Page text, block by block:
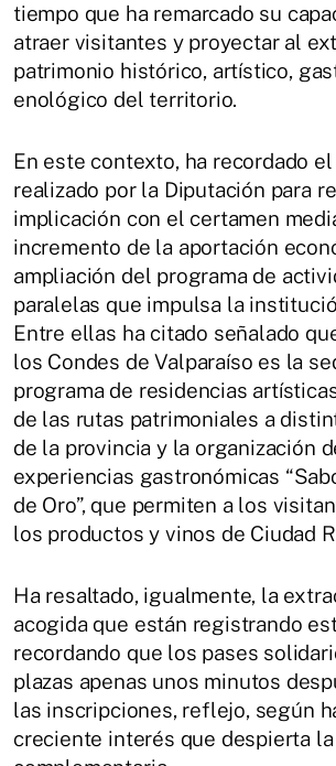
tiempo que ha remarcado su
atraer visitantes y proyectar al
patrimonio histórico, artístico,
enológico del territorio.
En este contexto, ha recordado
realizado por la Diputación para
implicación con el certamen
incremento de la aportación
ampliación del programa de
paralelas que impulsa la
Entre ellas ha citado señalado
los Condes de Valparaíso es la
programa de residencias
de las rutas patrimoniales a
de la provincia y la organización
experiencias gastronómicas
de Oro”, que permiten a los
los productos y vinos de Ciudad
Ha resaltado, igualmente, la
acogida que están registrando
recordando que los pases
plazas apenas unos minutos
las inscripciones, reflejo, según
creciente interés que despierta